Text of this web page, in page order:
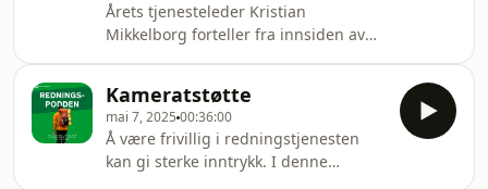
Årets tjenesteleder Kristian
Mikkelborg forteller fra innsiden av
etter år.
Kameratstøtte
mai 7, 2025 00:36:00
Å være frivillig i redningstjenesten
kan gi sterke inntrykk. I denne